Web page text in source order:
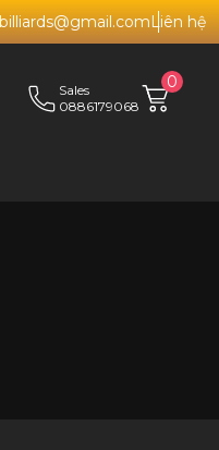
Liên hệ
Sales
0886179068
0